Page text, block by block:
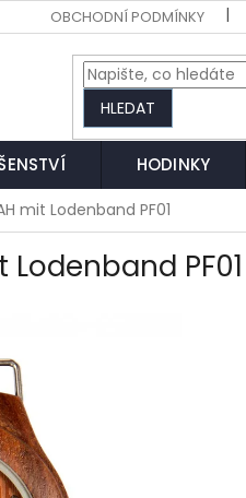
OBCHODNÍ PODMÍNKY
HLEDAT
HODINKY
mit Lodenband PF01
Lodenband PF01